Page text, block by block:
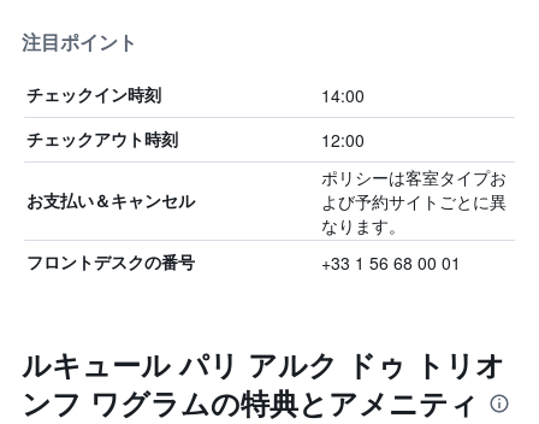
注目ポイント
チェックイン時刻 14:00
チェックアウト時刻 12:00
お支払い＆キャンセル
ポリシーは客室タイプお
よび予約サイトごとに異
なります。
フロントデスクの番号 +33 1 56 68 00 01
ルキュール パリ アルク ドゥ トリオ
ンフ ワグラムの特典とアメニティ